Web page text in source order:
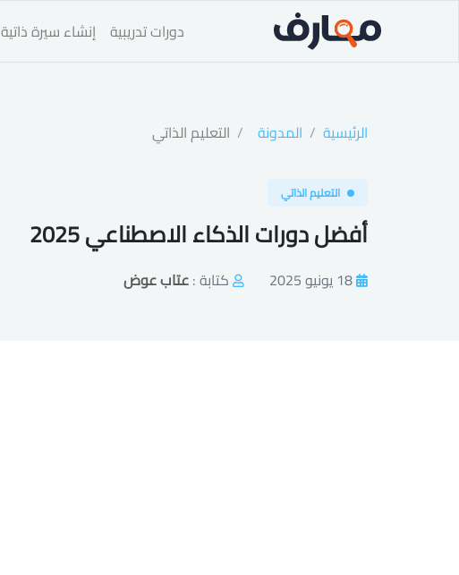
دورات تدريبية إنشاء سيرة ذاتية
الرئيسية المدونة التعليم الذاتي
التعليم الذاتي
أفضل دورات الذكاء الاصطناعي 2025
18 يونيو 2025 كتابة :عتاب عوض